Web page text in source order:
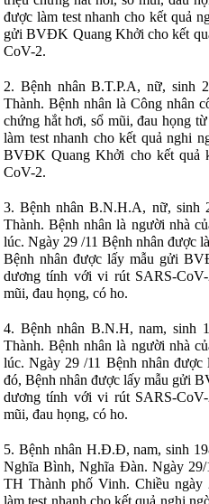
được làm test nhanh cho kết quả
gửi BVĐK Quang Khởi cho kết
CoV-2.
2. Bệnh nhân B.T.P.A, nữ, sinh
Thành. Bệnh nhân là Công nhân
chứng hắt hơi, sổ mũi, đau họng
làm test nhanh cho kết quả nghi
BVĐK Quang Khởi cho kết quả
CoV-2.
3. Bệnh nhân B.N.H.A, nữ, sinh
Thành. Bệnh nhân là người nhà
lúc. Ngày 29 /11 Bệnh nhân được
Bệnh nhân được lấy mẫu gửi
dương tính với vi rút SARS-
mũi, đau họng, có ho.
4. Bệnh nhân B.N.H, nam, sinh
Thành. Bệnh nhân là người nhà
lúc. Ngày 29 /11 Bệnh nhân được
đó, Bệnh nhân được lấy mẫu gửi
dương tính với vi rút SARS-
mũi, đau họng, có ho.
5. Bệnh nhân H.Đ.Đ, nam, sinh
Nghĩa Bình, Nghĩa Đàn. Ngày 29/
TH Thành phố Vinh. Chiều